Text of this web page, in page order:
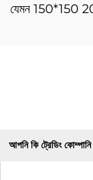
যেমন 150*150
আপনি কি ট্রেডিং